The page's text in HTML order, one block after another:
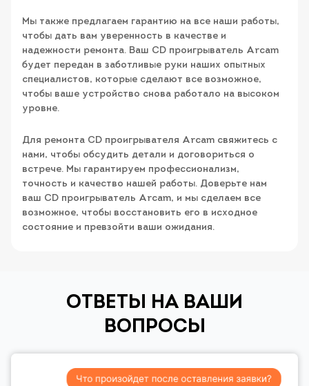
Мы также предлагаем гарантию на все наши работы,
чтобы дать вам уверенность в качестве и
надежности ремонта. Ваш CD проигрыватель Arcam
будет передан в заботливые руки наших опытных
специалистов, которые сделают все возможное,
чтобы ваше устройство снова работало на высоком
уровне.
Для ремонта CD проигрывателя Arcam свяжитесь с
нами, чтобы обсудить детали и договориться о
встрече. Мы гарантируем профессионализм,
точность и качество нашей работы. Доверьте нам
ваш CD проигрыватель Arcam, и мы сделаем все
возможное, чтобы восстановить его в исходное
состояние и превзойти ваши ожидания.
ОТВЕТЫ НА ВАШИ
ВОПРОСЫ